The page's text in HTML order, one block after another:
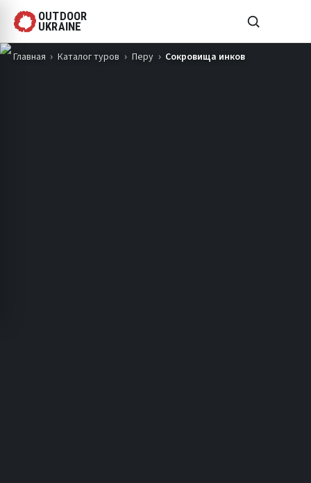
OUTDOOR
UKRAINE
Главная Каталог туров Перу Сокровища инков